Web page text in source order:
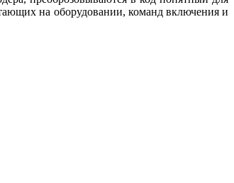
на оборудовании, команд включения и